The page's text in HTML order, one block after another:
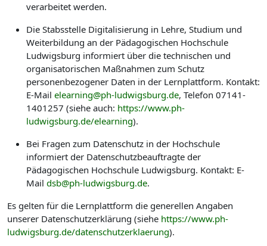
verarbeitet werden.
Die Stabsstelle Digitalisierung in Lehre, Studium und
Weiterbildung an der Pädagogischen Hochschule
Ludwigsburg informiert über die technischen und
organisatorischen Maßnahmen zum Schutz
personenbezogener Daten in der Lernplattform. Kontakt:
E-Mail elearning@ph-ludwigsburg.de, Telefon 07141-
1401257 (siehe auch: https://www.ph-
ludwigsburg.de/elearning).
Bei Fragen zum Datenschutz in der Hochschule
informiert der Datenschutzbeauftragte der
Pädagogischen Hochschule Ludwigsburg. Kontakt: E-
Mail dsb@ph-ludwigsburg.de.
Es gelten für die Lernplattform die generellen Angaben
unserer Datenschutzerklärung (siehe https://www.ph-
ludwigsburg.de/datenschutzerklaerung).